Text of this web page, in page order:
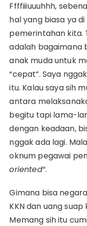
Ffffiiiuuuhhh,
hal yang biasa ya
pemerintahan kita.
adalah bagaimana
anak muda untuk
“cepat”. Saya
itu. Kalau saya sih
antara
begitu tapi lama-
dengan keadaan,
nggak ada lagi.
oknum pegawai
oriented“.
Gimana bisa
KKN dan uang
Memang sih itu